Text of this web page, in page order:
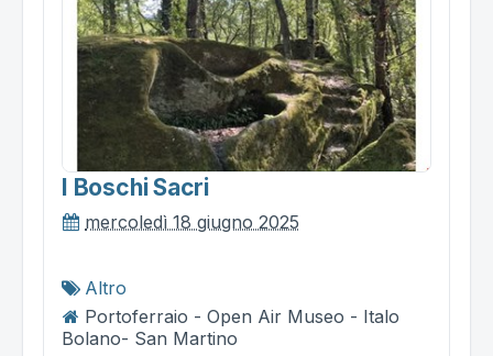
I Boschi Sacri
mercoledì 18 giugno 2025
Altro
Portoferraio - Open Air Museo - Italo
Bolano- San Martino